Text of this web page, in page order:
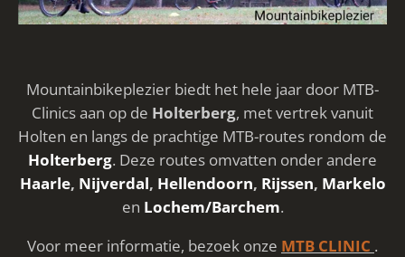
Mountainbikeplezier biedt het hele jaar door MTB-
Clinics aan op de Holterberg, met vertrek vanuit
Holten en langs de prachtige MTB-routes rondom de
Holterberg. Deze routes omvatten onder andere
Haarle, Nijverdal, Hellendoorn, Rijssen, Markelo
en Lochem/Barchem.
Voor meer informatie, bezoek onze MTB CLINIC .